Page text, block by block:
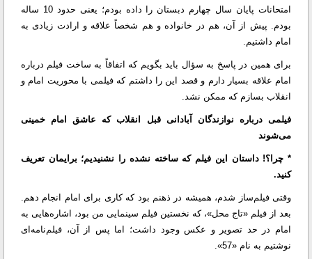
امتحانات پایان سال چهارم دبستان را داده بودم؛ یعنی حدود 10 ساله
بودم. پیش از آن، هم در خانواده و هم شخصاً علاقه و ارادت زیادی به
امام داشتیم.
برای همین در پاسخ به سؤال باید بگویم که اتفاقاً به ساخت فیلم درباره
امام علاقه بسیار دارم و قصد این را داشتم که فیلمی با محوریت امام و
انقلاب بسازم که ممکن نشد.
فیلمی درباره نوازندگان آبادانی قبل انقلاب که عاشق امام خمینی
می‌شوند
* چرا؟! داستان این فیلم که ساخته نشده را نشنیدیم؛ برایمان تعریف
کنید.
وقتی فیلم‌ساز شدم، همیشه در ذهنم بود که کاری برای امام انجام دهم.
بعد از فیلم «تاج محل»، که نخستین فیلم سینمایی من بود، اشاره‌هایی به
امام در حد تصویر و عکس وجود داشت؛ اما پس از آن، فیلم‌نامه‌ای
نوشتیم به نام «57».